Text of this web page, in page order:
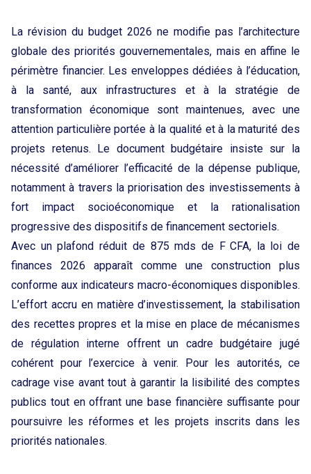
La révision du budget 2026 ne modifie pas l’architecture
globale des priorités gouvernementales, mais en affine le
périmètre financier. Les enveloppes dédiées à l’éducation,
à la santé, aux infrastructures et à la stratégie de
transformation économique sont maintenues, avec une
attention particulière portée à la qualité et à la maturité des
projets retenus. Le document budgétaire insiste sur la
nécessité d’améliorer l’efficacité de la dépense publique,
notamment à travers la priorisation des investissements à
fort impact socioéconomique et la rationalisation
progressive des dispositifs de financement sectoriels.
Avec un plafond réduit de 875 mds de F CFA, la loi de
finances 2026 apparaît comme une construction plus
conforme aux indicateurs macro-économiques disponibles.
L’effort accru en matière d’investissement, la stabilisation
des recettes propres et la mise en place de mécanismes
de régulation interne offrent un cadre budgétaire jugé
cohérent pour l’exercice à venir. Pour les autorités, ce
cadrage vise avant tout à garantir la lisibilité des comptes
publics tout en offrant une base financière suffisante pour
poursuivre les réformes et les projets inscrits dans les
priorités nationales.